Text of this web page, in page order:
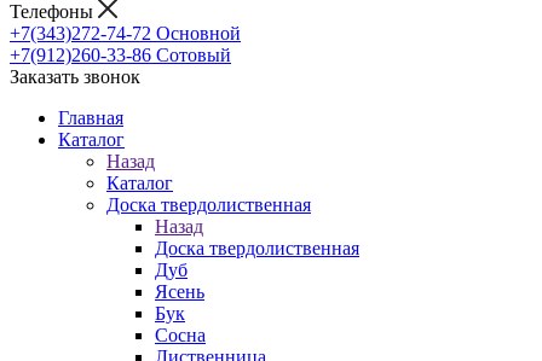
Телефоны
+7(343)272-74-72 Основной
+7(912)260-33-86 Сотовый
Заказать звонок
Главная
Каталог
Назад
Каталог
Доска твердолиственная
Назад
Доска твердолиственная
Дуб
Ясень
Бук
Сосна
Лиственница